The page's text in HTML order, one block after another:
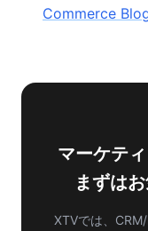
Commerce
マーケテ
まずは
XTVでは、